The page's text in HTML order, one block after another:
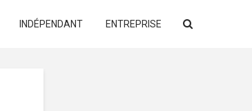
INDÉPENDANT ENTREPRISE